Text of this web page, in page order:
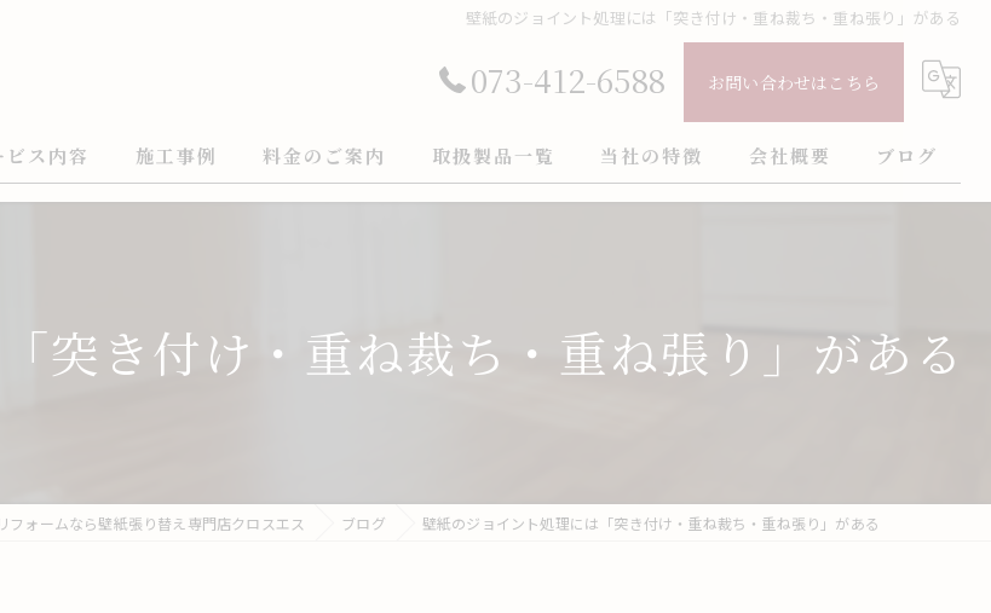
壁紙のジョイント処理には「突き付け・重ね裁ち・重ね張り」がある
073-412-6588 お問い合わせはこちら
ビス内容 施工事例 料金のご案内 取扱製品一覧 当社の特徴
インテリア
会社概要 ブログ
突き付け・重ね裁ち・重ね張り」がある
フォームなら壁紙張り替え専門店クロスエス ブログ 壁紙のジョイント処理には「突き付け・重ね裁ち・重ね張り」がある